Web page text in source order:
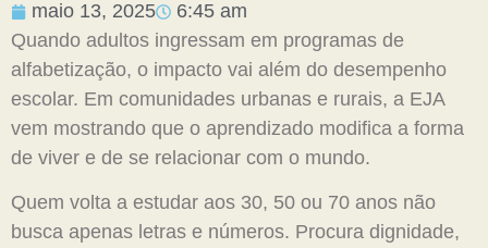
maio 13, 2025
6:45 am
Quando adultos ingressam em programas de
alfabetização, o impacto vai além do desempenho
escolar. Em comunidades urbanas e rurais, a EJA
vem mostrando que o aprendizado modifica a forma
de viver e de se relacionar com o mundo.
Quem volta a estudar aos 30, 50 ou 70 anos não
busca apenas letras e números. Procura dignidade,